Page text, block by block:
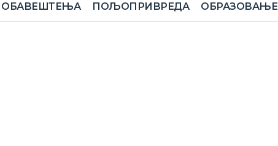
ОБАВЕШТЕЊА ПОЉОПРИВРЕДА ОБРАЗОВАЊЕ